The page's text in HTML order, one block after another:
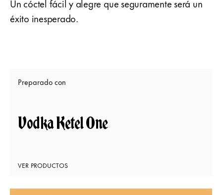
Un cóctel fácil y alegre que seguramente será un
éxito inesperado.
Preparado con
Vodka Ketel One
VER PRODUCTOS